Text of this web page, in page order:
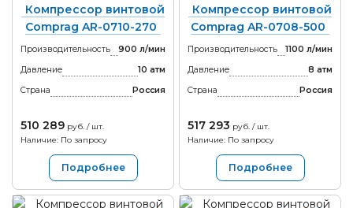
Компрессор винтовой
Comprag AR-0710-270
Производительность
900 л/мин
Давление
10 атм
Страна
Россия
510 289 руб. / шт.
Наличие: По запросу
Подробнее
Компрессор винтовой
Comprag AR-0708-500
Производительность
1100 л/мин
Давление
8 атм
Страна
Россия
517 293 руб. / шт.
Наличие: По запросу
Подробнее